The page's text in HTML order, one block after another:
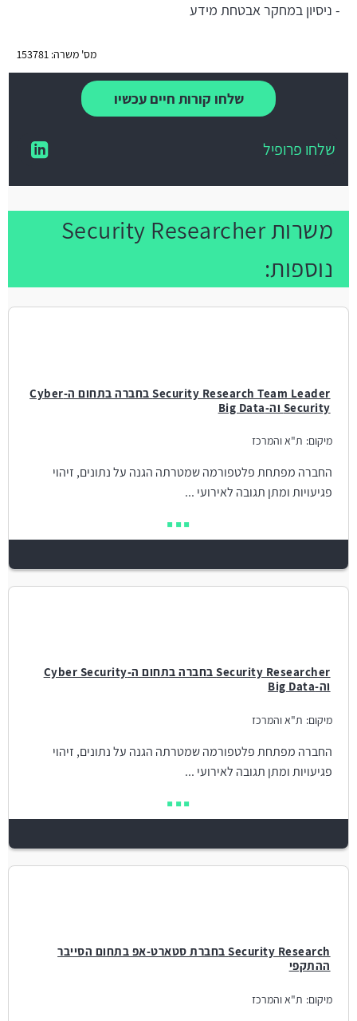
- ניסיון במחקר אבטחת מידע
מס' משרה: 153781
שלחו קורות חיים עכשיו
שלחו פרופיל
משרות Security Researcher
נוספות:
Security Research Team Leader בחברה בתחום ה-Cyber
Security וה-Big Data
מיקום: ת"א והמרכז
החברה מפתחת פלטפורמה שמטרתה הגנה על נתונים, זיהוי
פגיעויות ומתן תגובה לאירועי ...
Security Researcher בחברה בתחום ה-Cyber Security
וה-Big Data
מיקום: ת"א והמרכז
החברה מפתחת פלטפורמה שמטרתה הגנה על נתונים, זיהוי
פגיעויות ומתן תגובה לאירועי ...
Security Research בחברת סטארט-אפ בתחום הסייבר
ההתקפי
מיקום: ת"א והמרכז